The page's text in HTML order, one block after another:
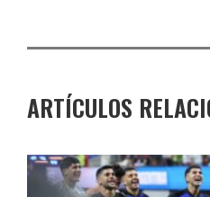
ARTÍCULOS